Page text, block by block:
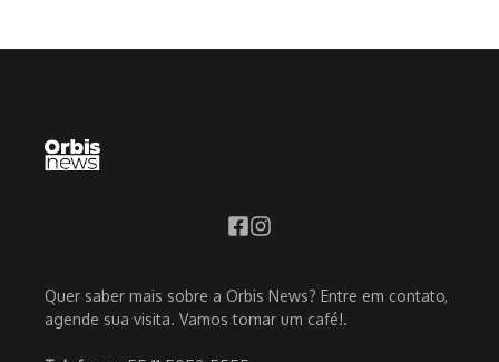
Quer saber mais sobre a Orbis News? Entre em contato,
agende sua visita. Vamos tomar um café!.